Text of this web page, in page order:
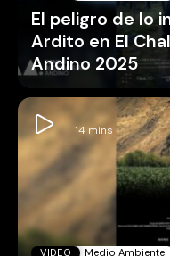
El peligro de lo
Ardito en El
Andino 2025
VIDEO Medio Ambiente